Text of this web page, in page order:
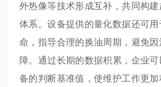
外热像等技术形成互补，共同构
体系。设备提供的量化数据还可
命，指导合理的换油周期，避免
障。通过长期的数据积累，企业
备的判断基准值，使维护工作更